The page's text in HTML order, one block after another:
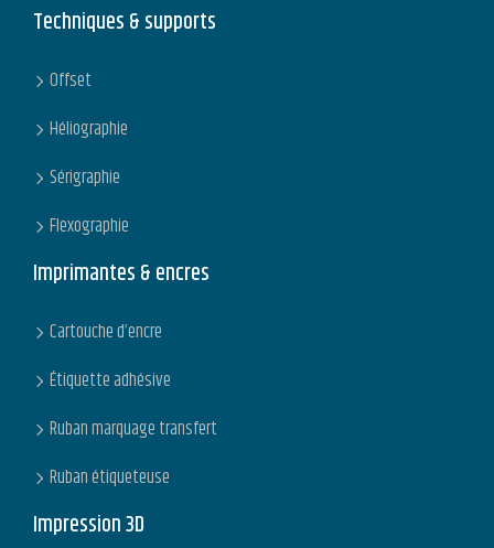
Techniques & supports
Offset
Héliographie
Sérigraphie
Flexographie
Imprimantes & encres
Cartouche d’encre
Étiquette adhésive
Ruban marquage transfert
Ruban étiqueteuse
Impression 3D